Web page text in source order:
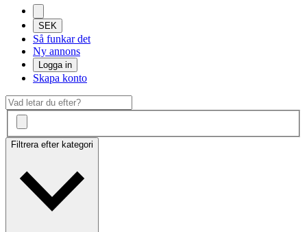
SEK
Så funkar det
Ny annons
Logga in
Skapa konto
Filtrera efter kategori